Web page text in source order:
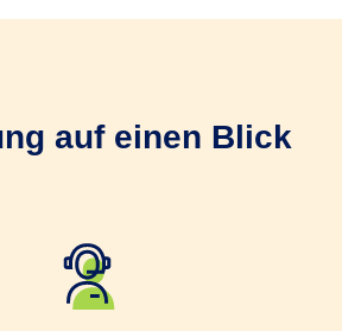
auf einen Blick